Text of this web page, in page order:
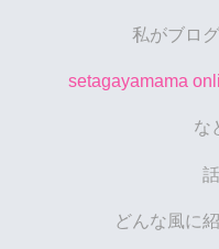
私がブロ
setagayamama
な
どんな風に